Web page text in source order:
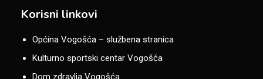
Korisni linkovi
Općina Vogošća – službena stranica
Kulturno sportski centar Vogošća
Dom zdravlja Vogošća